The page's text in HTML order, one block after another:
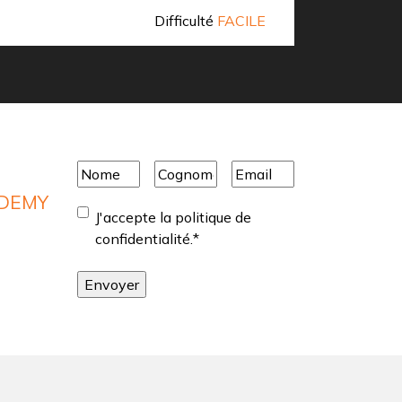
Difficulté FACILE
Nome* Cognome Email*
Consentement*
J'accepte la politique de
confidentialité.*